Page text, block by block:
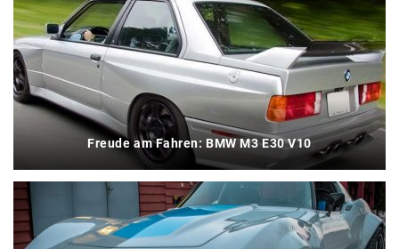
Freude am Fahren: BMW M3 E30 V10